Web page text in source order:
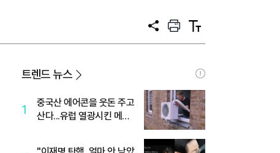
공
프
트
텍
트
트렌드 뉴스
1
중국산 에어콘을 웃돈 주고
산다...유럽 열광시킨 메이